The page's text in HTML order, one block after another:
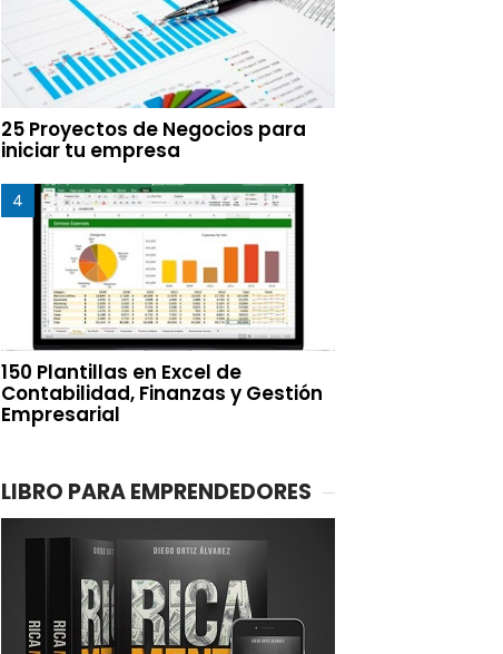
25 Proyectos de Negocios para
iniciar tu empresa
150 Plantillas en Excel de
Contabilidad, Finanzas y Gestión
Empresarial
LIBRO PARA EMPRENDEDORES